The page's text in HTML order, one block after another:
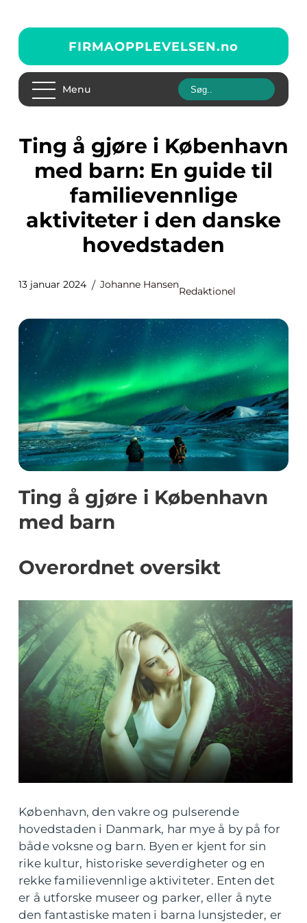
FIRMAOPPLEVELSEN.no
Menu
Ting å gjøre i København
med barn: En guide til
familievennlige
aktiviteter i den danske
hovedstaden
13 januar 2024 Johanne Hansen
Redaktionel
Ting å gjøre i København
med barn
Overordnet oversikt
København, den vakre og pulserende
hovedstaden i Danmark, har mye å by på for
både voksne og barn. Byen er kjent for sin
rike kultur, historiske severdigheter og en
rekke familievennlige aktiviteter. Enten det
er å utforske museer og parker, eller å nyte
den fantastiske maten i barna lunsjsteder, er